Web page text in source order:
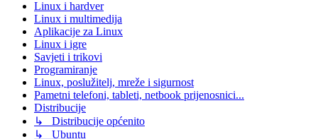
Linux i hardver
Linux i multimedija
Aplikacije za Linux
Linux i igre
Savjeti i trikovi
Programiranje
Linux, poslužitelj, mreže i sigurnost
Pametni telefoni, tableti, netbook prijenosnici...
Distribucije
↳ Distribucije općenito
↳ Ubuntu